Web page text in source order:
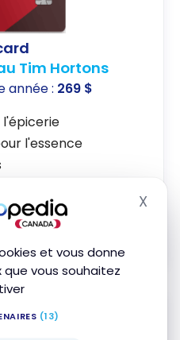
et vous donne
vous souhaitez
(13)
X
Tim Hortons
année : 269 $
l'essence